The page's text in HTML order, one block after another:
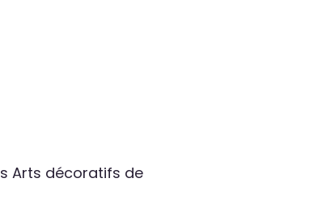
Arts décoratifs de